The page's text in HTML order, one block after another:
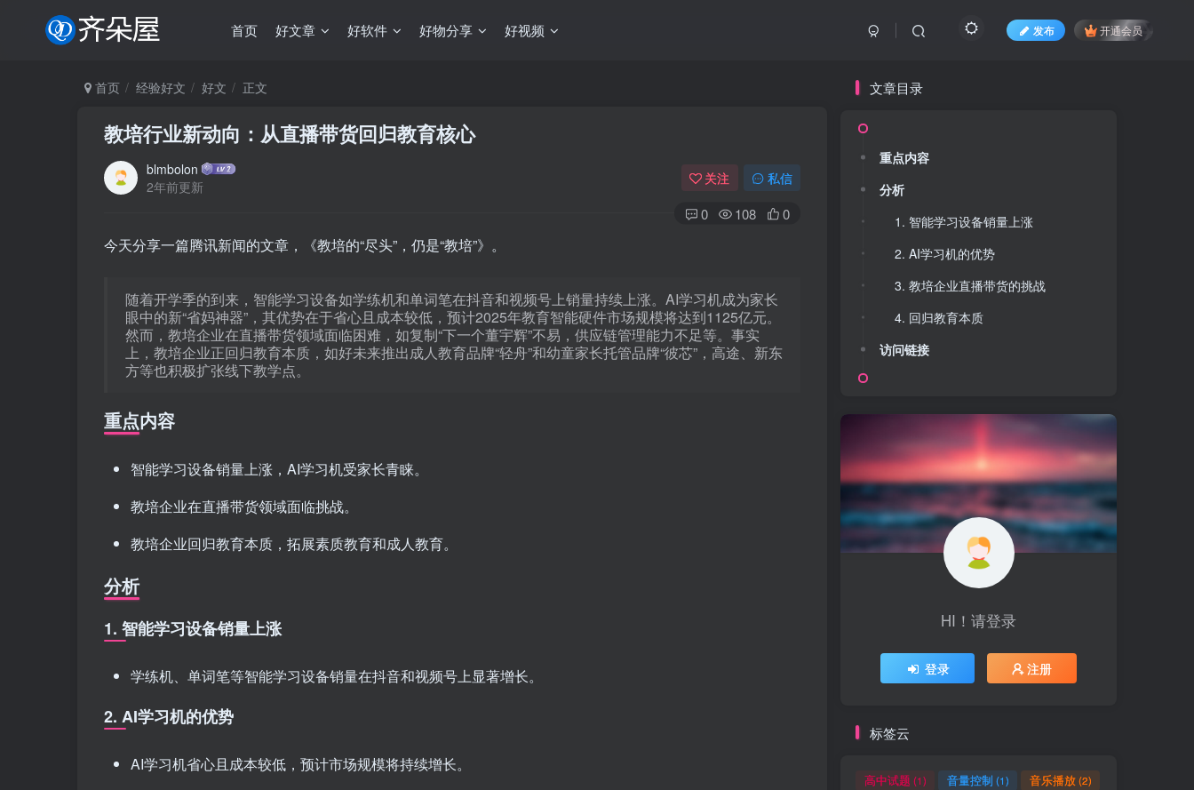
首页 好文章 好软件 好物分享 好视频 发布 开通会员
首页 经验好文 好文 正文
教培行业新动向：从直播带货回归教育核心
blmbolon
2年前更新
关注 私信
0 108 0
今天分享一篇腾讯新闻的文章，《教培的“尽头”，仍是“教培”》。
随着开学季的到来，智能学习设备如学练机和单词笔在抖音和视频号上销量持续上涨。AI学习机成为家长
眼中的新“省妈神器”，其优势在于省心且成本较低，预计2025年教育智能硬件市场规模将达到1125亿元。
然而，教培企业在直播带货领域面临困难，如复制“下一个董宇辉”不易，供应链管理能力不足等。事实
上，教培企业正回归教育本质，如好未来推出成人教育品牌“轻舟”和幼童家长托管品牌“彼芯”，高途、新东
方等也积极扩张线下教学点。
重点内容
智能学习设备销量上涨，AI学习机受家长青睐。
教培企业在直播带货领域面临挑战。
教培企业回归教育本质，拓展素质教育和成人教育。
分析
1. 智能学习设备销量上涨
学练机、单词笔等智能学习设备销量在抖音和视频号上显著增长。
2. AI学习机的优势
AI学习机省心且成本较低，预计市场规模将持续增长。
文章目录
重点内容
分析
1. 智能学习设备销量上涨
2. AI学习机的优势
3. 教培企业直播带货的挑战
4. 回归教育本质
访问链接
HI！请登录
登录 注册
标签云
高中试题 (1) 音量控制 (1) 音乐播放(2)